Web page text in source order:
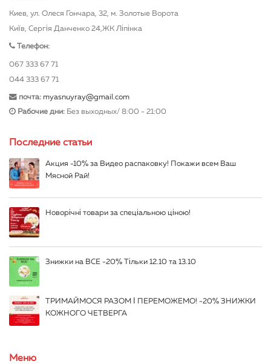
Киев, ул. Олеся Гончара, 32, м. Золотые Ворота
Київ, Сергія Данченко 24,ЖК Ліпінка
Телефон:
067 333 67 71
044 333 67 71
почта: myasnuyray@gmail.com
Рабочие дни: Без выходных/ 8:00 - 21:00
Последние статьи
Акция -10% за Видео распаковку! Покажи всем Ваш
Мясной Рай!
Новорічні товари за спеціальною ціною!
Знижки на ВСЕ -20% Тільки 12.10 та 13.10
ТРИМАЙМОСЯ РАЗОМ І ПЕРЕМОЖЕМО! -20% ЗНИЖКИ
КОЖНОГО ЧЕТВЕРГА
Меню